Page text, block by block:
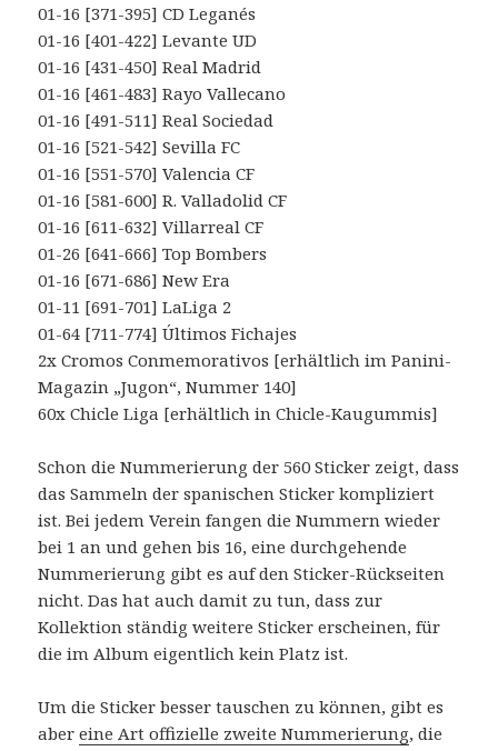
01-16 [371-395] CD Leganés
01-16 [401-422] Levante UD
01-16 [431-450] Real Madrid
01-16 [461-483] Rayo Vallecano
01-16 [491-511] Real Sociedad
01-16 [521-542] Sevilla FC
01-16 [551-570] Valencia CF
01-16 [581-600] R. Valladolid CF
01-16 [611-632] Villarreal CF
01-26 [641-666] Top Bombers
01-16 [671-686] New Era
01-11 [691-701] LaLiga 2
01-64 [711-774] Últimos Fichajes
2x Cromos Conmemorativos [erhältlich im Panini-
Magazin „Jugon“, Nummer 140]
60x Chicle Liga [erhältlich in Chicle-Kaugummis]
Schon die Nummerierung der 560 Sticker zeigt, dass
das Sammeln der spanischen Sticker kompliziert
ist. Bei jedem Verein fangen die Nummern wieder
bei 1 an und gehen bis 16, eine durchgehende
Nummerierung gibt es auf den Sticker-Rückseiten
nicht. Das hat auch damit zu tun, dass zur
Kollektion ständig weitere Sticker erscheinen, für
die im Album eigentlich kein Platz ist.
Um die Sticker besser tauschen zu können, gibt es
abereine Art offizielle zweite Nummerierung, die